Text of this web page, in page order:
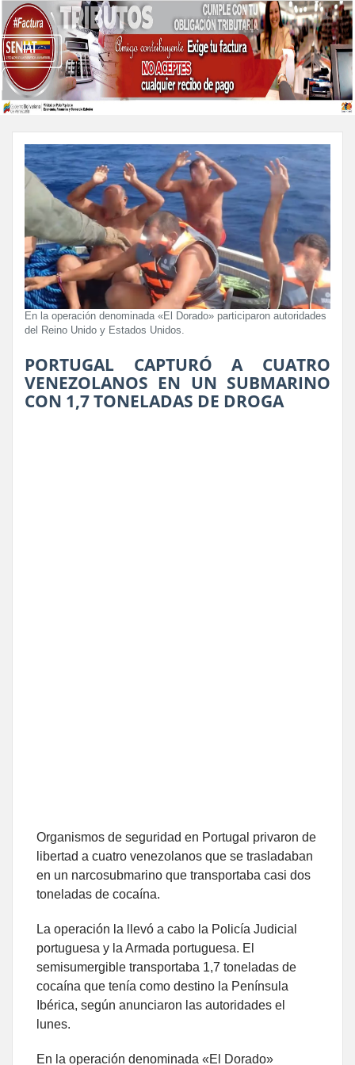
En la operación denominada «El Dorado» participaron autoridades
del Reino Unido y Estados Unidos.
PORTUGAL CAPTURÓ A CUATRO
VENEZOLANOS EN UN SUBMARINO
CON 1,7 TONELADAS DE DROGA
Organismos de seguridad en Portugal privaron de
libertad a cuatro venezolanos que se trasladaban
en un narcosubmarino que transportaba casi dos
toneladas de cocaína.
La operación la llevó a cabo la Policía Judicial
portuguesa y la Armada portuguesa. El
semisumergible transportaba 1,7 toneladas de
cocaína que tenía como destino la Península
Ibérica, según anunciaron las autoridades el
lunes.
En la operación denominada «El Dorado»